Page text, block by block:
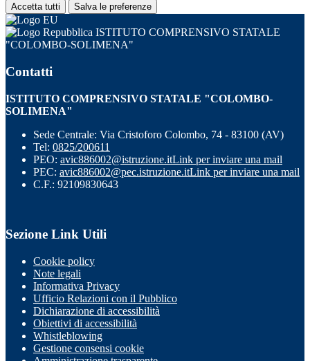
Accetta tutti Salva le preferenze
ISTITUTO COMPRENSIVO STATALE
"COLOMBO-SOLIMENA"
Contatti
ISTITUTO COMPRENSIVO STATALE "COLOMBO-
SOLIMENA"
Sede Centrale: Via Cristoforo Colombo, 74 - 83100 (AV)
Tel: 0825/200611
PEO: avic886002@istruzione.itLink per inviare una mail
PEC: avic886002@pec.istruzione.itLink per inviare una mail
C.F.: 92109830643
Sezione Link Utili
Cookie policy
Note legali
Informativa Privacy
Ufficio Relazioni con il Pubblico
Dichiarazione di accessibilità
Obiettivi di accessibilità
Whistleblowing
Gestione consensi cookie